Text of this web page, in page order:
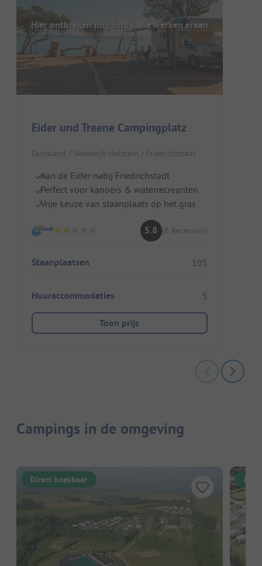
Hier ontbreken nog foto's. We werken eraan
Eider und Treene Campingplatz
Duitsland / Sleeswijk-Holstein / Friedrichstadt
Aan de Eider nabij Friedrichstadt
Perfect voor kanoërs & waterrecreanten
Vrije keuze van staanplaats op het gras
5.8 (8 Recensies)
Staanplaatsen 105
Huuraccommodaties 5
Toon prijs
Campings in de omgeving
Direct boekbaar